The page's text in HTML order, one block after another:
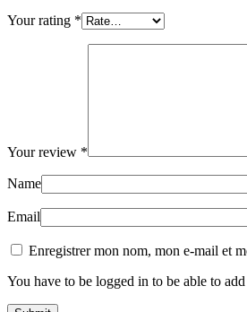
Your rating *
Your review *
Name
Email
Enregistrer mon nom, mon e-mail et
You have to be logged in to be able to